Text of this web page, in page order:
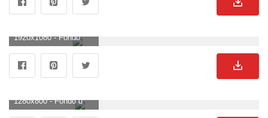
1920x1080 - Fondo de pantalla de 1920x1080. Wallpaper para escritorio HD 1080p de truenos.
1280x800 - Fondo de pantalla de 1280x800. Fondo para computadora de truenos.